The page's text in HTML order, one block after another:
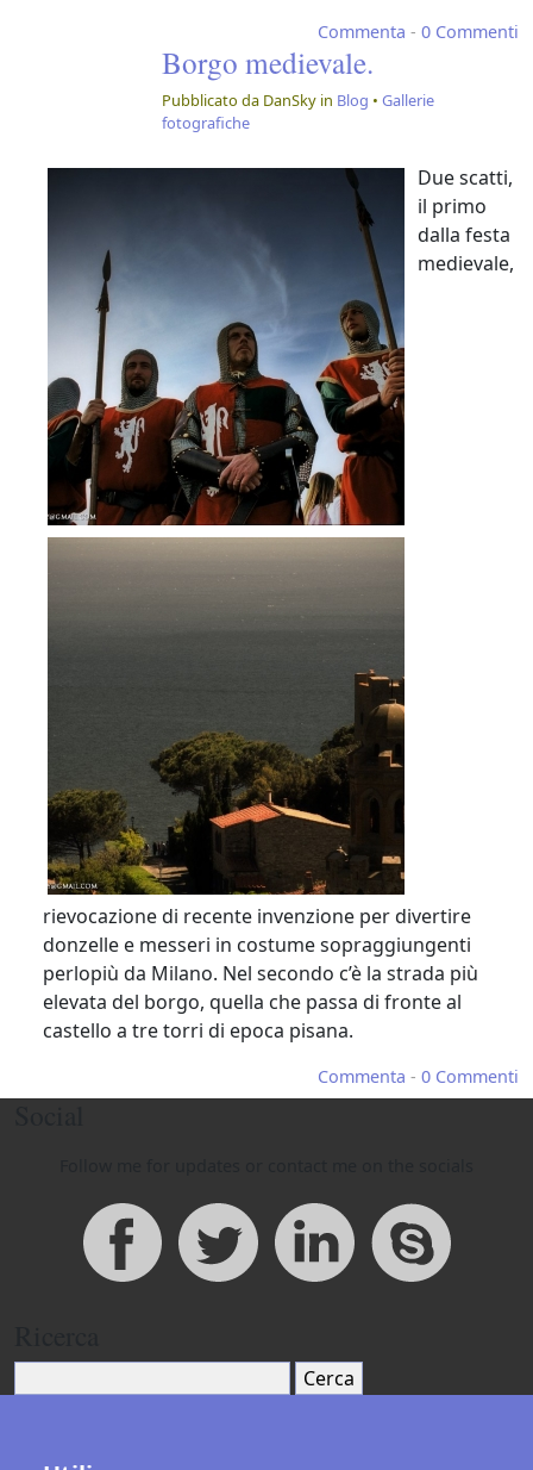
Commenta - 0 Commenti
Borgo medievale.
Pubblicato da DanSky in Blog • Gallerie
fotografiche
Due scatti,
il primo
dalla festa
medievale,
rievocazione di recente invenzione per divertire
donzelle e messeri in costume sopraggiungenti
perlopiù da Milano. Nel secondo c’è la strada più
elevata del borgo, quella che passa di fronte al
castello a tre torri di epoca pisana.
Commenta - 0 Commenti